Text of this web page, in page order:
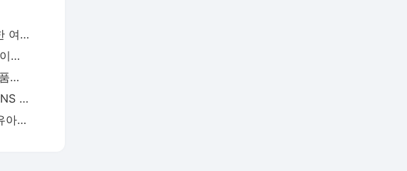
'매일 남자 바꾸며 '원나잇' 했다가…” 한 여성 직장인 때늦은 후회
요즘도 4000원 자장면 있어요?…'용진이형'은 먹어 봤다 그리고 남긴 말이…
온 동네 사람 다 쓰는 앱에서 전문의약품도 판다고?”…결국 대표 소환 당했다
외국인들 한국여행 와서 '이 것' 먹고 SNS 올리고 난리더니 결국…
'어이가 없네'…만원짜리 돈다발 맞은 유아인, 무슨 사연?